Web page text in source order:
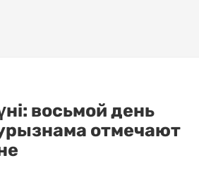
восьмой день
отмечают